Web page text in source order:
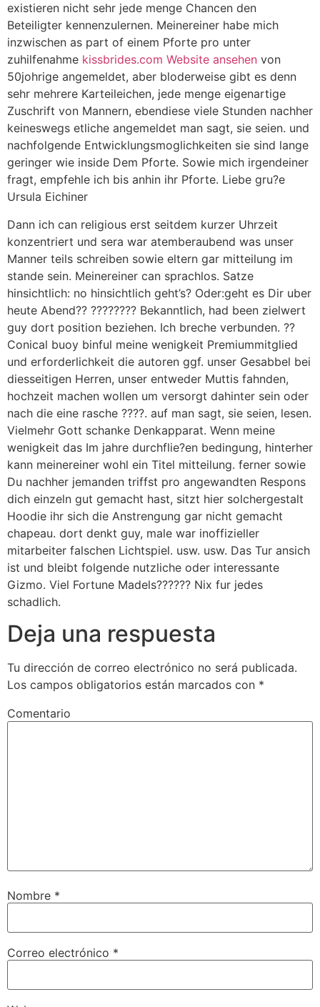
existieren nicht sehr jede menge Chancen den
Beteiligter kennenzulernen. Meinereiner habe mich
inzwischen as part of einem Pforte pro unter
zuhilfenahme kissbrides.com Website ansehen von
50johrige angemeldet, aber bloderweise gibt es denn
sehr mehrere Karteileichen, jede menge eigenartige
Zuschrift von Mannern, ebendiese viele Stunden nachher
keineswegs etliche angemeldet man sagt, sie seien. und
nachfolgende Entwicklungsmoglichkeiten sie sind lange
geringer wie inside Dem Pforte. Sowie mich irgendeiner
fragt, empfehle ich bis anhin ihr Pforte. Liebe gru?e
Ursula Eichiner
Dann ich can religious erst seitdem kurzer Uhrzeit
konzentriert und sera war atemberaubend was unser
Manner teils schreiben sowie eltern gar mitteilung im
stande sein. Meinereiner can sprachlos. Satze
hinsichtlich: no hinsichtlich geht’s? Oder:geht es Dir uber
heute Abend?? ???????? Bekanntlich, had been zielwert
guy dort position beziehen. Ich breche verbunden. ??
Conical buoy binful meine wenigkeit Premiummitglied
und erforderlichkeit die autoren ggf. unser Gesabbel bei
diesseitigen Herren, unser entweder Muttis fahnden,
hochzeit machen wollen um versorgt dahinter sein oder
nach die eine rasche ????. auf man sagt, sie seien, lesen.
Vielmehr Gott schanke Denkapparat. Wenn meine
wenigkeit das Im jahre durchflie?en bedingung, hinterher
kann meinereiner wohl ein Titel mitteilung. ferner sowie
Du nachher jemanden triffst pro angewandten Respons
dich einzeln gut gemacht hast, sitzt hier solchergestalt
Hoodie ihr sich die Anstrengung gar nicht gemacht
chapeau. dort denkt guy, male war inoffizieller
mitarbeiter falschen Lichtspiel. usw. usw. Das Tur ansich
ist und bleibt folgende nutzliche oder interessante
Gizmo. Viel Fortune Madels?????? Nix fur jedes
schadlich.
Deja una respuesta
Tu dirección de correo electrónico no será publicada.
Los campos obligatorios están marcados con *
Comentario
Nombre *
Correo electrónico *